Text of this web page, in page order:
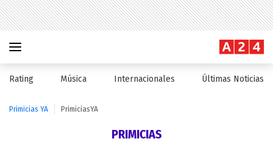
Rating Música Internacionales Últimas Noticias
Primicias YA PrimiciasYA
PRIMICIAS